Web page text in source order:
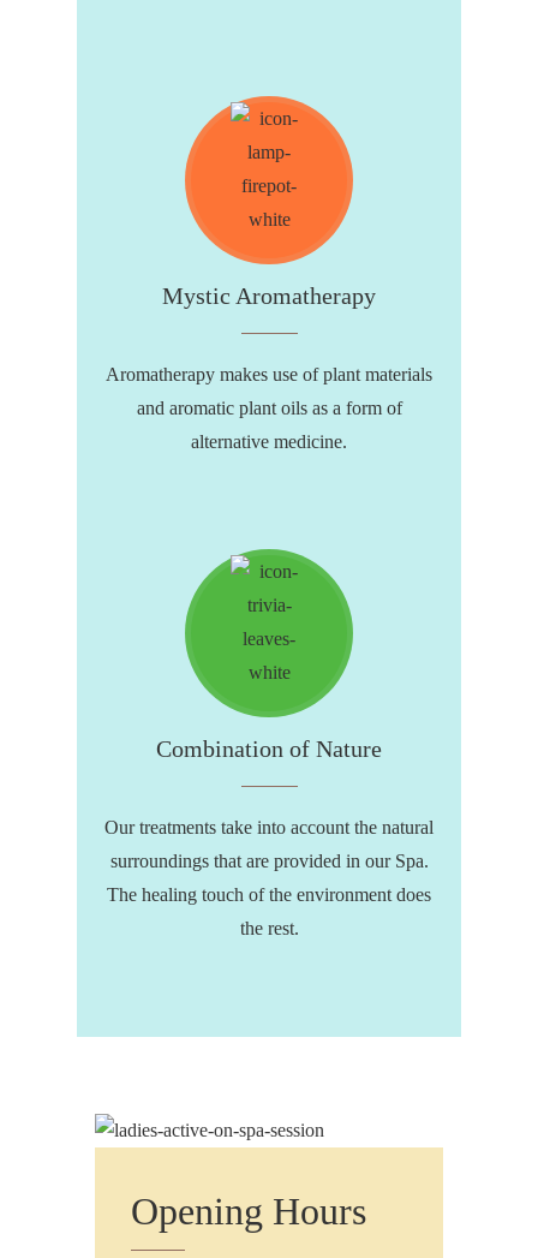
Mystic Aromatherapy
Aromatherapy makes use of plant materials
and aromatic plant oils as a form of
alternative medicine.
Combination of Nature
Our treatments take into account the natural
surroundings that are provided in our Spa.
The healing touch of the environment does
the rest.
Opening Hours